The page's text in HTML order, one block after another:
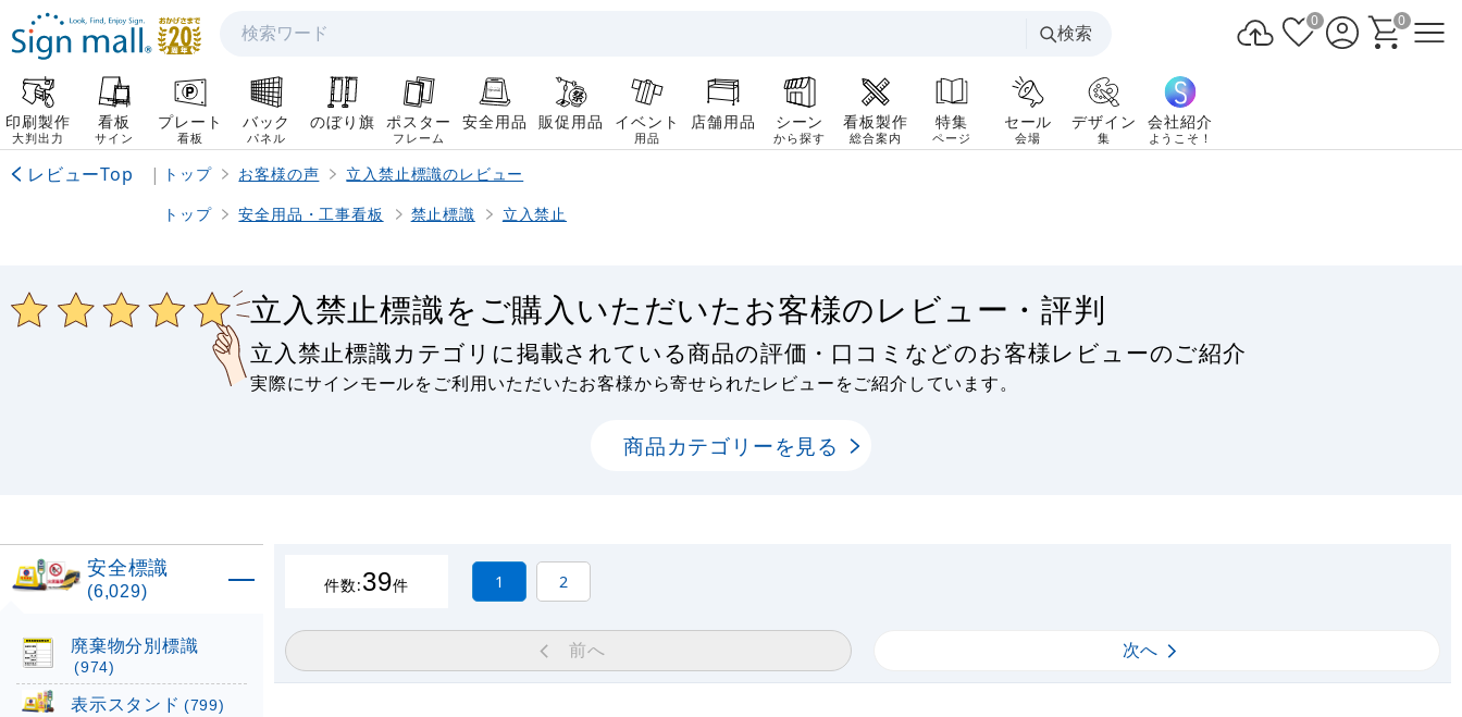
検索
検索
0 0
印刷製作
大判出力
看板
サイン
プレート
看板
バック
パネル
のぼり旗 ポスター
フレーム
安全用品 販促用品 イベント
用品
店舗用品 シーン
から探す
看板製作
総合案内
特集
ページ
セール
会場
デザイン
集
会社紹介
ようこそ！
レビューTop | トップ お客様の声
立入禁止標識のレビュー
トップ
安全用品・工事看板 禁止標識 立入禁止
立入禁止標識をご購入いただいたお客様のレビュー・評判
立入禁止標識カテゴリに掲載されている商品の評価・口コミなどのお客様レビューのご紹介
実際にサインモールをご利用いただいたお客様から寄せられたレビューをご紹介しています。
商品カテゴリーを見る
件数:39件 1 2
前へ 次へ
安全標識
(6,029)
廃棄物分別標識
(974)
表示スタンド (799)